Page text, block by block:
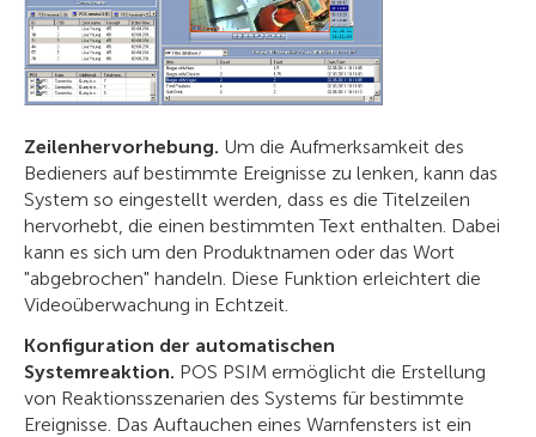
Zeilenhervorhebung. Um die Aufmerksamkeit des
Bedieners auf bestimmte Ereignisse zu lenken, kann das
System so eingestellt werden, dass es die Titelzeilen
hervorhebt, die einen bestimmten Text enthalten. Dabei
kann es sich um den Produktnamen oder das Wort
"abgebrochen" handeln. Diese Funktion erleichtert die
Videoüberwachung in Echtzeit.
Konfiguration der automatischen
Systemreaktion. POS PSIM ermöglicht die Erstellung
von Reaktionsszenarien des Systems für bestimmte
Ereignisse. Das Auftauchen eines Warnfensters ist ein